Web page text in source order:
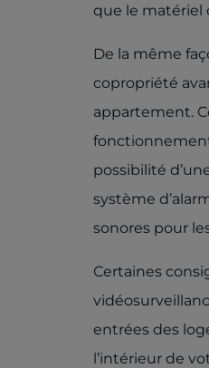
que le matériel
De la même
copropriété
appartement.
possibilité
système
sonores pour
Certaines
entrées des
l’intérieur de